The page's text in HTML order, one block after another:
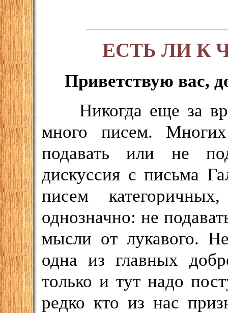
ЕСТЬ ЛИ К
Приветствую вас,
Никогда еще за
много писем.
подавать или не
дискуссия с письма
писем
однозначно: не
мысли от лукавого.
одна из главных
только и тут надо
редко кто из нас